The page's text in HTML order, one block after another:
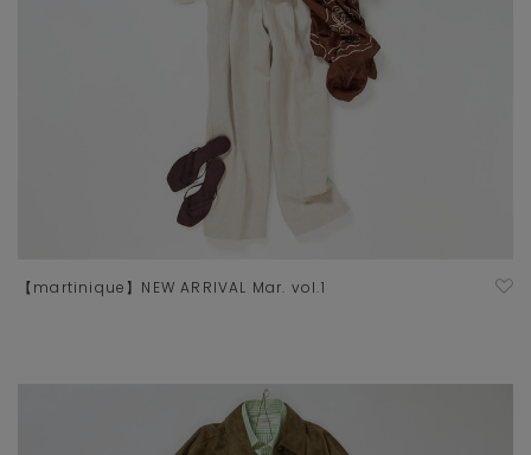
【martinique】NEW ARRIVAL Mar. vol.1